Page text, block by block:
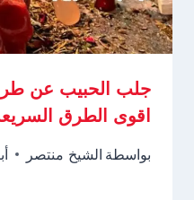
جلب الحبيب عن
اقوى الطرق
بواسطة الشيخ منتصر